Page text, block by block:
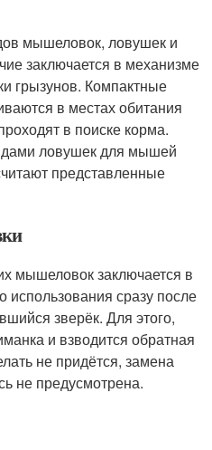
мышеловок, ловушек и
заключается в механизме
грызунов. Компактные
в местах обитания
в поиске корма.
ловушек для мышей
представленные
мышеловок заключается в
использования сразу после
зверёк. Для этого,
и взводится обратная
не придётся, замена
не предусмотрена.